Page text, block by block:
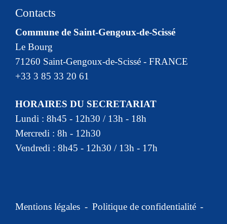
Contacts
Commune de Saint-Gengoux-de-Scissé
Le Bourg
71260 Saint-Gengoux-de-Scissé - FRANCE
+33 3 85 33 20 61
HORAIRES DU SECRETARIAT
Lundi : 8h45 - 12h30 / 13h - 18h
Mercredi : 8h - 12h30
Vendredi : 8h45 - 12h30 / 13h - 17h
Mentions légales - Politique de confidentialité -